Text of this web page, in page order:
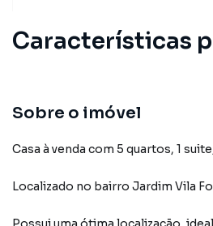
Características
Piso Laminado
Aceita Pet
Aquecimento Elétrico
Cerâmica
Sobre o imóvel
Casa à venda com 5 quartos, 1
Localizado no bairro Jardim Vila